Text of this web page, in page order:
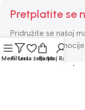
Pretplatite se
Pridružite se našoj
ažuriranja i promocije.
Sigurno plaćanje
MeniFilters
Lista željaKorpaMoj Račun